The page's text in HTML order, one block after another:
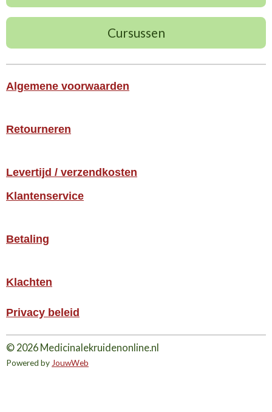
Cursussen
Algemene voorwaarden
Retourneren
Levertijd / verzendkosten
Klantenservice
Betaling
Klachten
Privacy beleid
© 2026 Medicinalekruidenonline.nl
Powered by JouwWeb